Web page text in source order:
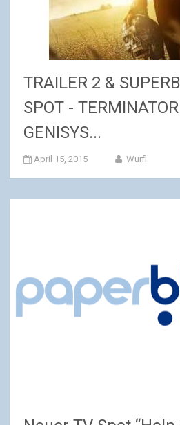
TRAILER 2 &
SPOT -
GENISYS...
April 15, 2015 Wurfi